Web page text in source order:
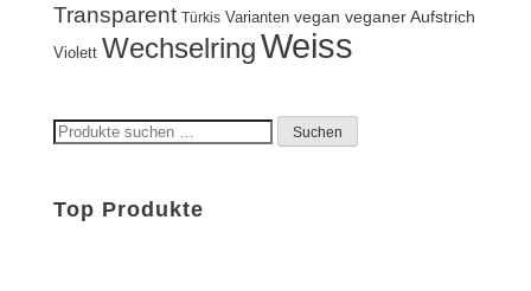
Transparent Türkis Varianten vegan veganer Aufstrich
Violett WechselringWeiss
Suchen
Suchen
Top Produkte